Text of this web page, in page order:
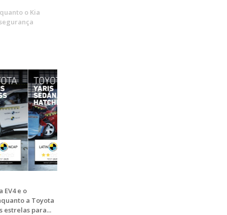
o Kia
EV4 e o
a Toyota
estrelas para...